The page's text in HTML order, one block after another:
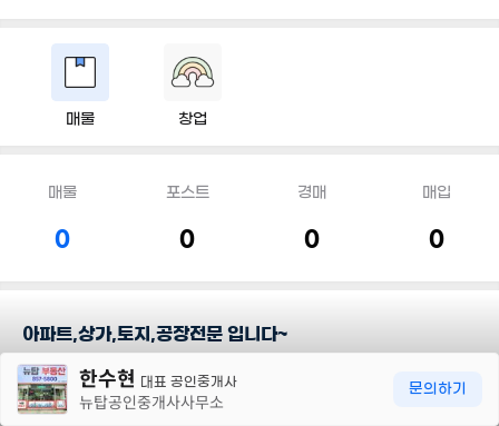
매물 창업
매물
0
포스트
0
경매
0
매입
0
아파트,상가,토지,공장전문 입니다~
투자하는게 위험한게 아니라 투자 안하는게 더 위험합니다~
한수현 대표 공인중개사
뉴탑공인중개사사무소
문의하기